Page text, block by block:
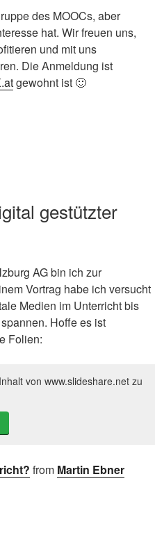
des MOOCs, aber
hat. Wir freuen uns,
und mit uns
Die Anmeldung ist
gewohnt ist 🙂
gestützter
AG bin ich zur
Vortrag habe ich versucht
Medien im Unterricht bis
Hoffe es ist
Folien:
von www.slideshare.net zu
from Martin Ebner